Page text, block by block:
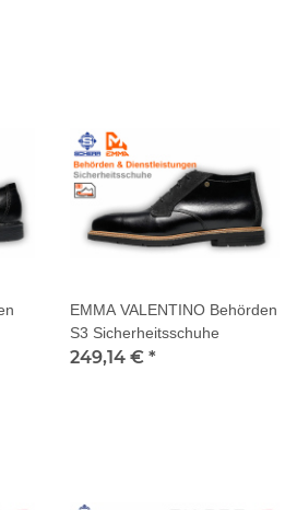
EMMA VALENTINO Behörden
S3 Sicherheitsschuhe
249,14 € *